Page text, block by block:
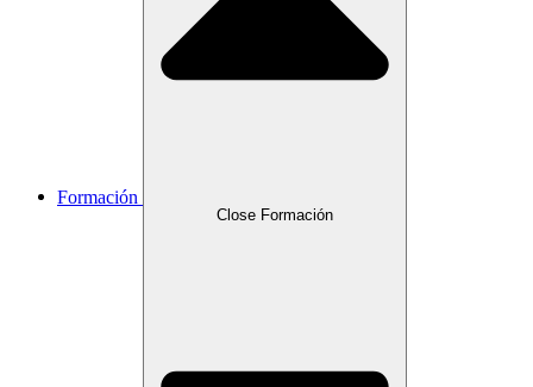
Formación
Close Formación